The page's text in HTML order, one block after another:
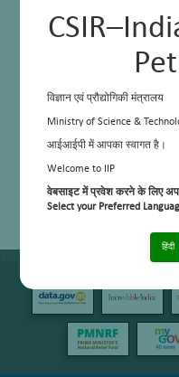
विज्ञान एवं प्रौद्योगिकी मंत्रालय
Ministry of Science &
आईआईपी में आपका स्वागत है।
Welcome to IIP
वेबसाइट में प्रवेश करने के लिए
Select your Preferred
हिंदी